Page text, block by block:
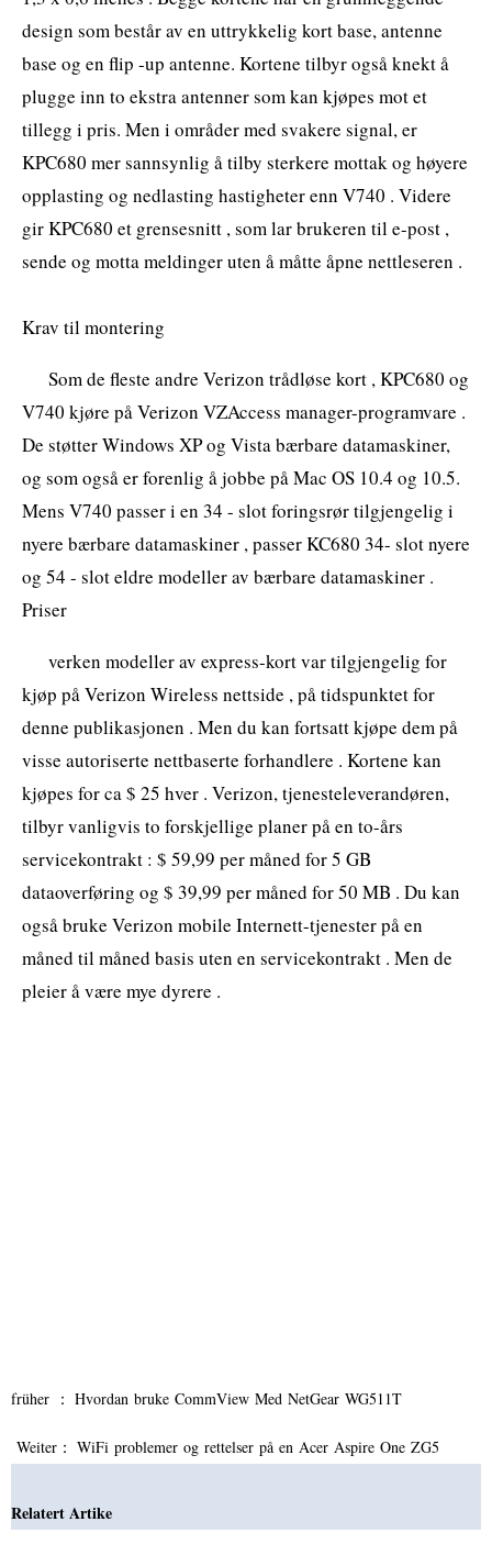
design som består av en uttrykkelig kort base, antenne
base og en flip -up antenne. Kortene tilbyr også knekt å
plugge inn to ekstra antenner som kan kjøpes mot et
tillegg i pris. Men i områder med svakere signal, er
KPC680 mer sannsynlig å tilby sterkere mottak og høyere
opplasting og nedlasting hastigheter enn V740 . Videre
gir KPC680 et grensesnitt , som lar brukeren til e-post ,
sende og motta meldinger uten å måtte åpne nettleseren .
Krav til montering
Som de fleste andre Verizon trådløse kort , KPC680 og
V740 kjøre på Verizon VZAccess manager-programvare .
De støtter Windows XP og Vista bærbare datamaskiner,
og som også er forenlig å jobbe på Mac OS 10.4 og 10.5.
Mens V740 passer i en 34 - slot foringsrør tilgjengelig i
nyere bærbare datamaskiner , passer KC680 34- slot nyere
og 54 - slot eldre modeller av bærbare datamaskiner .
Priser
verken modeller av express-kort var tilgjengelig for
kjøp på Verizon Wireless nettside , på tidspunktet for
denne publikasjonen . Men du kan fortsatt kjøpe dem på
visse autoriserte nettbaserte forhandlere . Kortene kan
kjøpes for ca $ 25 hver . Verizon, tjenesteleverandøren,
tilbyr vanligvis to forskjellige planer på en to-års
servicekontrakt : $ 59,99 per måned for 5 GB
dataoverføring og $ 39,99 per måned for 50 MB . Du kan
også bruke Verizon mobile Internett-tjenester på en
måned til måned basis uten en servicekontrakt . Men de
pleier å være mye dyrere .
früher ： Hvordan bruke CommView Med NetGear WG511T
Weiter： WiFi problemer og rettelser på en Acer Aspire One ZG5
Relatert Artike